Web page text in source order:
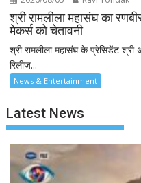
श्री रामलीला महासंघ का
मेकर्स को चेतावनी
श्री रामलीला महासंघ के प्रेसिडेंट
रिलीज...
News & Entertainment
Latest News